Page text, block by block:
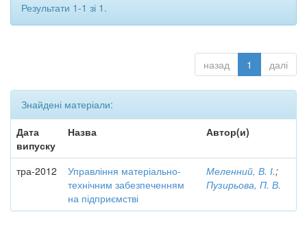
Результати 1-1 зі 1.
назад 1 далі
Знайдені матеріали:
Дата
випуску
Назва Автор(и)
тра-2012
Управління матеріально-
технічним забезпеченням
на підприємстві
Меленний, В. І.;
Пузирьова, П. В.